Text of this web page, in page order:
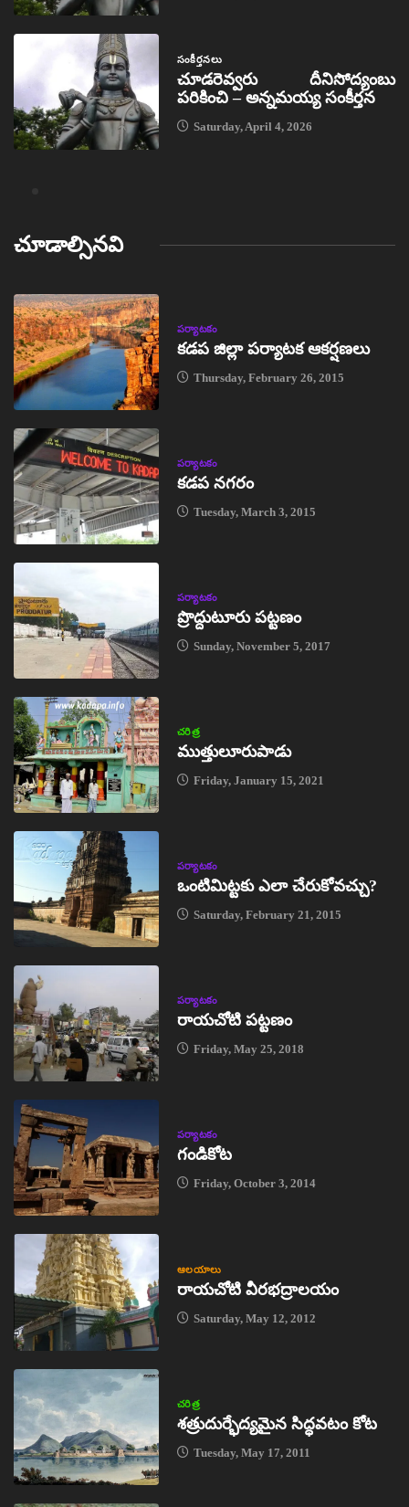
సంకీర్తనలు
చూడరెవ్వరు దీనిసోద్యంబు
పరికించి – అన్నమయ్య సంకీర్తన
Saturday, April 4, 2026
చూడాల్సినవి
పర్యాటకం
కడప జిల్లా పర్యాటక ఆకర్షణలు
Thursday, February 26, 2015
పర్యాటకం
కడప నగరం
Tuesday, March 3, 2015
పర్యాటకం
ప్రొద్దుటూరు పట్టణం
Sunday, November 5, 2017
చరిత్ర
ముత్తులూరుపాడు
Friday, January 15, 2021
పర్యాటకం
ఒంటిమిట్టకు ఎలా చేరుకోవచ్చు?
Saturday, February 21, 2015
పర్యాటకం
రాయచోటి పట్టణం
Friday, May 25, 2018
పర్యాటకం
గండికోట
Friday, October 3, 2014
ఆలయాలు
రాయచోటి వీరభద్రాలయం
Saturday, May 12, 2012
చరిత్ర
శత్రుదుర్భేద్యమైన సిద్ధవటం కోట
Tuesday, May 17, 2011